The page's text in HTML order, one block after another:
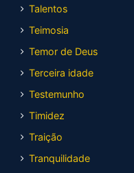
Talentos
Teimosia
Temor de Deus
Terceira idade
Testemunho
Timidez
Traição
Tranquilidade